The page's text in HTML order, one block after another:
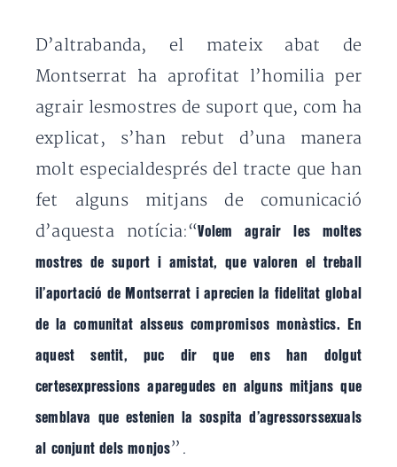
D’altrabanda, el mateix abat de
Montserrat ha aprofitat l’homilia per
agrair lesmostres de suport que, com ha
explicat, s’han rebut d’una manera
molt especialdesprés del tracte que han
fet alguns mitjans de comunicació
d’aquesta notícia:“Volem agrair les moltes
mostres de suport i amistat, que valoren el treball
il’aportació de Montserrat i aprecien la fidelitat global
de la comunitat alsseus compromisos monàstics. En
aquest sentit, puc dir que ens han dolgut
certesexpressions aparegudes en alguns mitjans que
semblava que estenien la sospita d’agressorssexuals
al conjunt dels monjos”.